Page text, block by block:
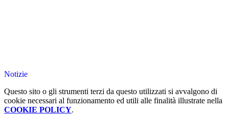
Notizie
Questo sito o gli strumenti terzi da questo utilizzati si avvalgono di
cookie necessari al funzionamento ed utili alle finalità illustrate nella
COOKIE POLICY.